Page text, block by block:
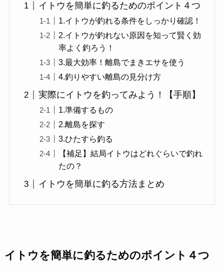
イトウを簡単に釣るためのポイント４つ
1.イトウが釣れる条件をしっかり確認！
2.イトウが釣れない原因を知って賢く効
率よく釣ろう！
3.最大効率！離島でまきエサを使う
4.釣りやすい離島の見分け方
実際にイトウを釣ってみよう！【手順】
1.準備するもの
2.離島を探す
3.ひたすら釣る
【補足】結局イトウはどれぐらいで釣れ
たの？
イトウを簡単に釣る方法まとめ
イトウを簡単に釣るためのポイント４つ